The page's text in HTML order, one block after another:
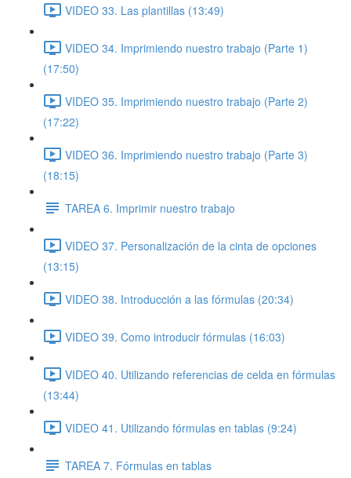
VIDEO 33. Las plantillas (13:49)
VIDEO 34. Imprimiendo nuestro trabajo (Parte 1)
(17:50)
VIDEO 35. Imprimiendo nuestro trabajo (Parte 2)
(17:22)
VIDEO 36. Imprimiendo nuestro trabajo (Parte 3)
(18:15)
TAREA 6. Imprimir nuestro trabajo
VIDEO 37. Personalización de la cinta de opciones
(13:15)
VIDEO 38. Introducción a las fórmulas (20:34)
VIDEO 39. Como introducir fórmulas (16:03)
VIDEO 40. Utilizando referencias de celda en fórmulas
(13:44)
VIDEO 41. Utilizando fórmulas en tablas (9:24)
TAREA 7. Fórmulas en tablas